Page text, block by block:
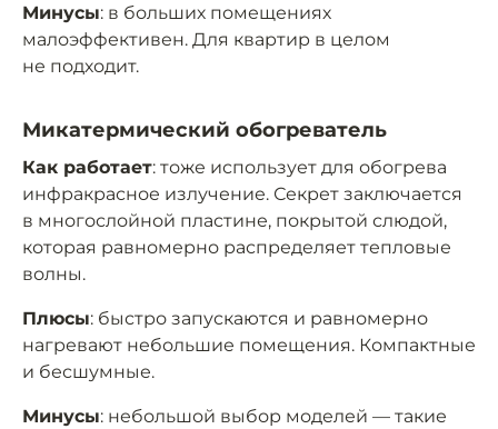
Минусы: в больших помещениях
малоэффективен. Для квартир в целом
не подходит.
Микатермический обогреватель
Как работает: тоже использует для обогрева
инфракрасное излучение. Секрет заключается
в многослойной пластине, покрытой слюдой,
которая равномерно распределяет тепловые
волны.
Плюсы: быстро запускаются и равномерно
нагревают небольшие помещения. Компактные
и бесшумные.
Минусы: небольшой выбор моделей — такие